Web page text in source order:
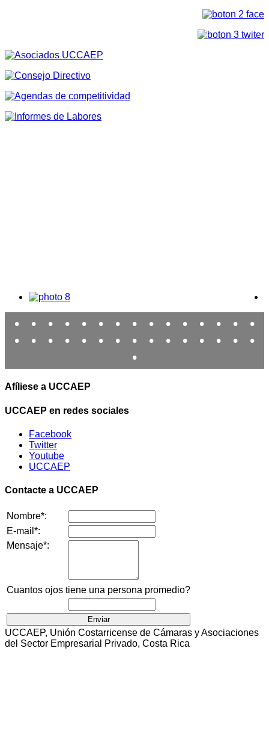
• • • • • • • • • • • • • •
•
•
• • • • • • • • • • • • •
•
•
Afíliese a UCCAEP
UCCAEP en redes sociales
Facebook
Twitter
Youtube
UCCAEP
Contacte a UCCAEP
Nombre*:
E-mail*:
Mensaje*:
Cuantos ojos tiene una persona promedio?
UCCAEP, Unión Costarricense de Cámaras y Asociaciones
del Sector Empresarial Privado, Costa Rica